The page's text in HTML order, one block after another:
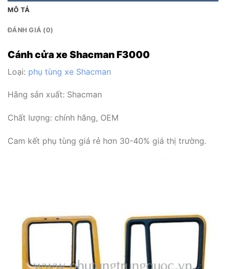
MÔ TẢ
ĐÁNH GIÁ (0)
Cánh cửa xe Shacman F3000
Loại: phụ tùng xe Shacman
Hãng sản xuất: Shacman
Chất lượng: chính hãng, OEM
Cam kết phụ tùng giá rẻ hơn 30-40% giá thị trường.